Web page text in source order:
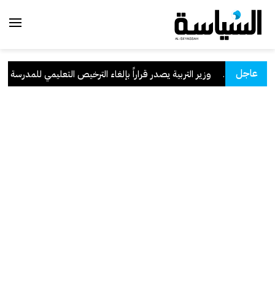
عاجل وزير التربية يصدر قراراً بإلغاء الترخيص التعليمي للمدرسة